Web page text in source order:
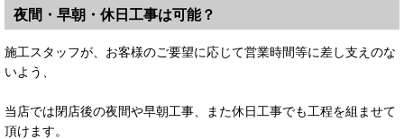
夜間・早朝・休日工事は可能？
施工スタッフが、お客様のご要望に応じて営業時間等に差し支えのな
いよう、
当店では閉店後の夜間や早朝工事、また休日工事でも工程を組ませて
頂けます。